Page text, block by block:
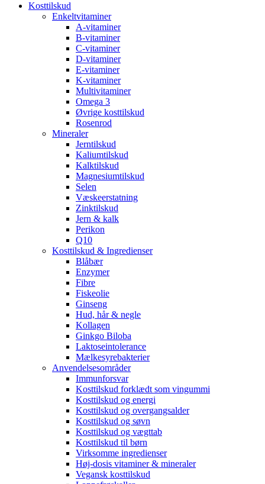
Kosttilskud
Enkeltvitaminer
A-vitaminer
B-vitaminer
C-vitaminer
D-vitaminer
E-vitaminer
K-vitaminer
Multivitaminer
Omega 3
Øvrige kosttilskud
Rosenrod
Mineraler
Jerntilskud
Kaliumtilskud
Kalktilskud
Magnesiumtilskud
Selen
Væskeerstatning
Zinktilskud
Jern & kalk
Perikon
Q10
Kosttilskud & Ingredienser
Blåbær
Enzymer
Fibre
Fiskeolie
Ginseng
Hud, hår & negle
Kollagen
Ginkgo Biloba
Laktoseintolerance
Mælkesyrebakterier
Anvendelsesområder
Immunforsvar
Kosttilskud forklædt som vingummi
Kosttilskud og energi
Kosttilskud og overgangsalder
Kosttilskud og søvn
Kosttilskud og vægttab
Kosttilskud til børn
Virksomme ingredienser
Høj-dosis vitaminer & mineraler
Vegansk kosttilskud